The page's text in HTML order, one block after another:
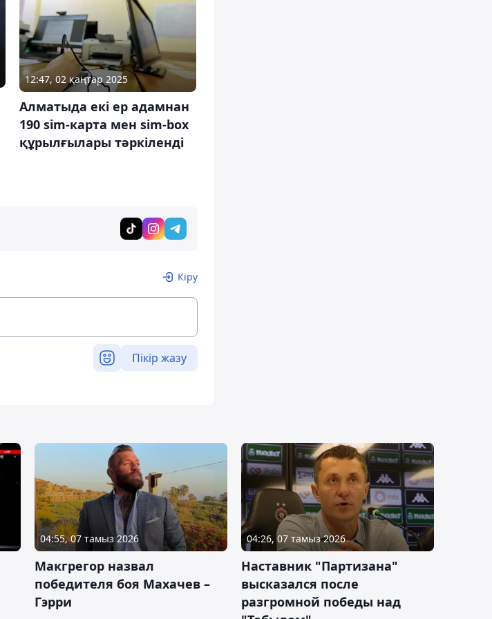
12:47, 02 қаңтар 2025
Алматыда екі ер адамнан
190 sim-карта мен sim-box
құрылғылары тәркіленді
Кіру
Пікір жазу
04:55, 07 тамыз 2026
Макгрегор назвал
победителя боя Махачев –
Гэрри
04:26, 07 тамыз 2026
Наставник "Партизана"
высказался после
разгромной победы над